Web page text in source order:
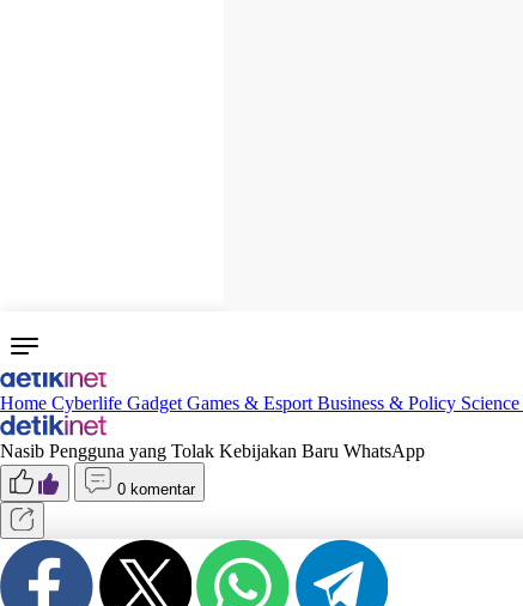
Home Cyberlife Gadget Games & Esport Business & Policy Science
Nasib Pengguna yang Tolak Kebijakan Baru WhatsApp
0 komentar